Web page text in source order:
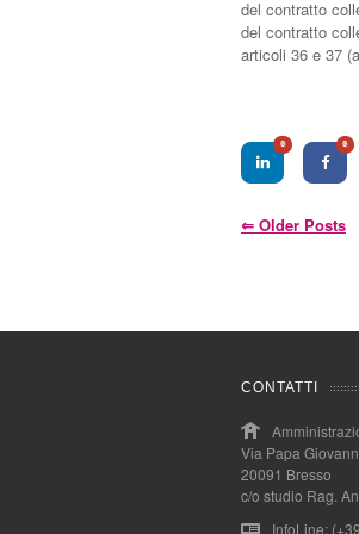
del contratto
del contratto
articoli 36 e 37
0 0
⇐ Older Posts
CONTATTI
Via Papa
20091 Bresso
c/o studio Rag.
InfoLine: